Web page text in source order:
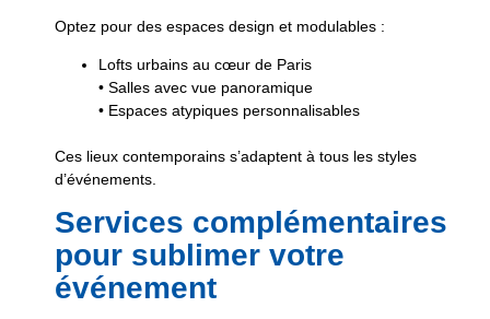
Optez pour des espaces design et modulables :
Lofts urbains au cœur de Paris
• Salles avec vue panoramique
• Espaces atypiques personnalisables
Ces lieux contemporains s’adaptent à tous les styles
d’événements.
Services complémentaires
pour sublimer votre
événement